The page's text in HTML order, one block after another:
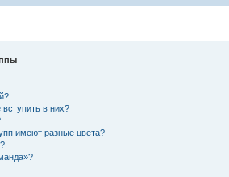
вступить в них?
имеют разные цвета?